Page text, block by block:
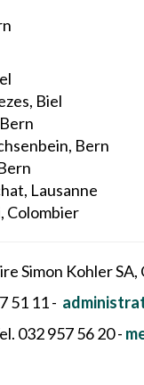
Biel
Bern
Lausanne
Colombier
Simon Kohler
51 11 -
032 957 56 20 -